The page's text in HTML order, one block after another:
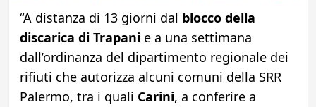
“A distanza di 13 giorni dal blocco della
discarica di Trapanie a una settimana
dall’ordinanza del dipartimento regionale dei
rifiuti che autorizza alcuni comuni della SRR
Palermo, tra i quali Carini, a conferire a